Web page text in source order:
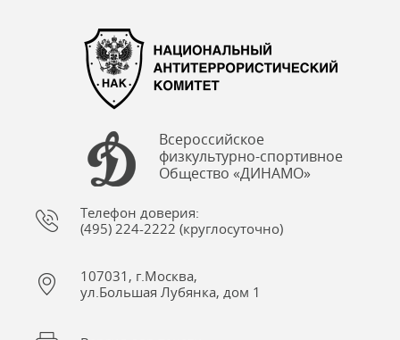
Всероссийское
физкультурно-спортивное
Общество «ДИНАМО»
Телефон доверия:
(495) 224-2222 (круглосуточно)
107031, г.Москва,
ул.Большая Лубянка, дом 1